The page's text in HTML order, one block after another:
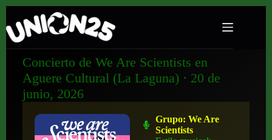
Concierto de We Are Scientists en
Aguere Cultural (La Laguna) · 20 de
junio, 2026
Grupo:We Are
Scientists